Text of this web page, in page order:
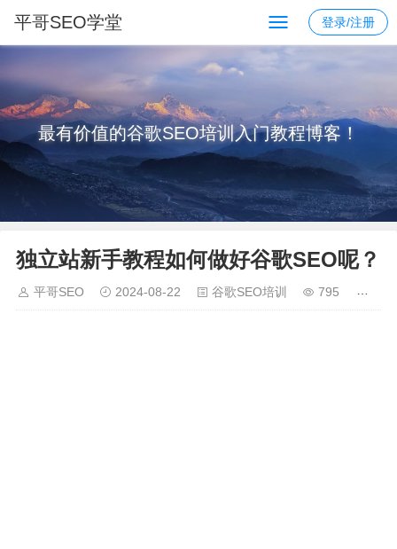
平哥SEO学堂 登录/注册
最有价值的谷歌SEO培训入门教程博客！
独立站新手教程如何做好谷歌SEO呢？
平哥SEO 2024-08-22 谷歌SEO培训 795